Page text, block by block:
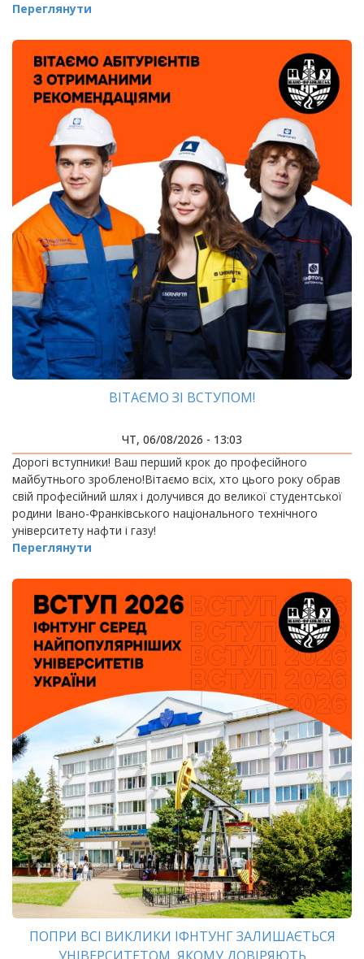
Переглянути
ВІТАЄМО ЗІ ВСТУПОМ!
ЧТ, 06/08/2026 - 13:03
Дорогі вступники! Ваш перший крок до професійного
майбутнього зроблено!Вітаємо всіх, хто цього року обрав
свій професійний шлях і долучився до великої студентської
родини Івано-Франківського національного технічного
університету нафти і газу!
Переглянути
ПОПРИ ВСІ ВИКЛИКИ ІФНТУНГ ЗАЛИШАЄТЬСЯ